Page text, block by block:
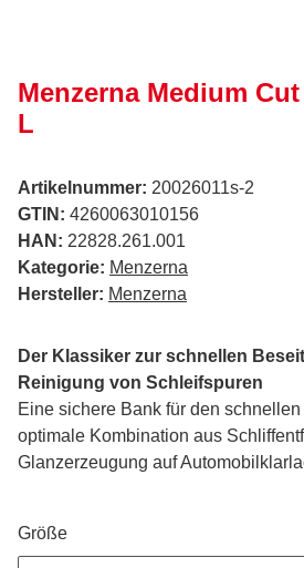
Menzerna Medium
L
Artikelnummer: 20026011s-2
GTIN: 4260063010156
HAN: 22828.261.001
Kategorie: Menzerna
Hersteller: Menzerna
Der Klassiker zur schnellen
Reinigung von Schleifspuren
Eine sichere Bank für den
optimale Kombination aus
Glanzerzeugung auf
Größe